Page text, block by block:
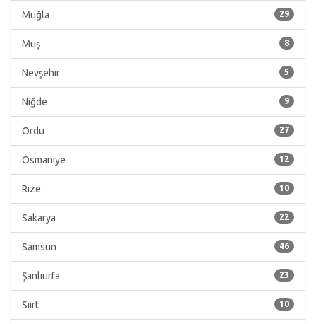
29
Muğla
8
Muş
5
Nevşehir
9
Niğde
27
Ordu
12
Osmaniye
10
Rize
22
Sakarya
46
Samsun
23
Şanlıurfa
10
Siirt